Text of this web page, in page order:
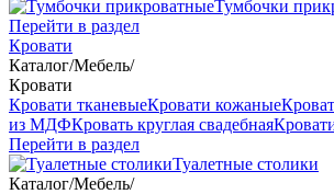
Тумбочки
Перейти в раздел
Кровати
Каталог/Мебель/
Кровати
Кровати тканевыеКровати кожаные
из МДФКровать круглая свадебная
Перейти в раздел
Туалетные столики
Каталог/Мебель/